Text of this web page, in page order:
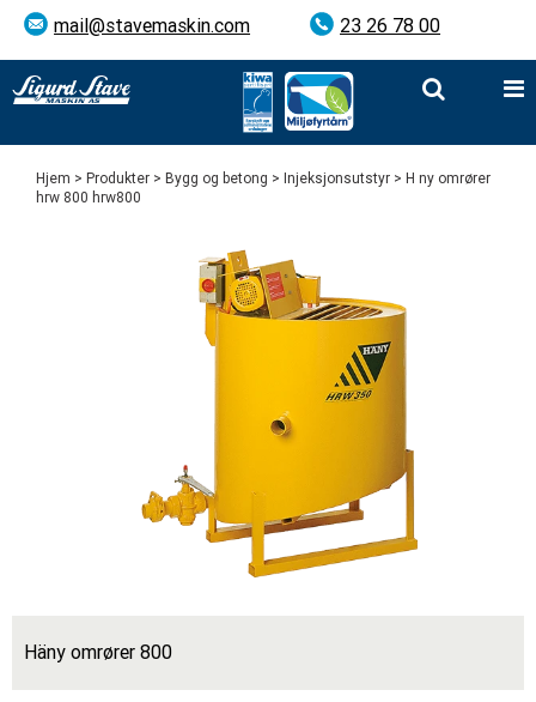
mail@stavemaskin.com 23 26 78 00
Hjem > Produkter > Bygg og betong > Injeksjonsutstyr > H ny omrører
hrw 800 hrw800
Häny omrører 800